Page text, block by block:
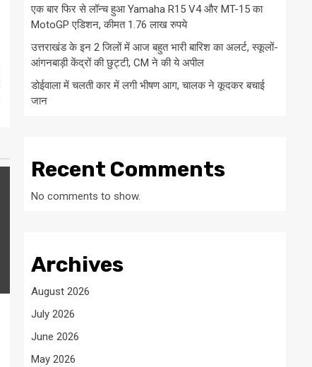
एक बार फिर से लॉन्च हुआ Yamaha R15 V4 और MT-15 का
MotoGP एडिशन, कीमत 1.76 लाख रुपये
उत्तराखंड के इन 2 जिलों में आज बहुत भारी बारिश का अलर्ट, स्कूलों-
आंगनबाड़ी केंद्रों की छुट्टी, CM ने की ये अपील
डोईवाला में चलती कार में लगी भीषण आग, चालक ने कूदकर बचाई
जान
Recent Comments
No comments to show.
Archives
August 2026
July 2026
June 2026
May 2026